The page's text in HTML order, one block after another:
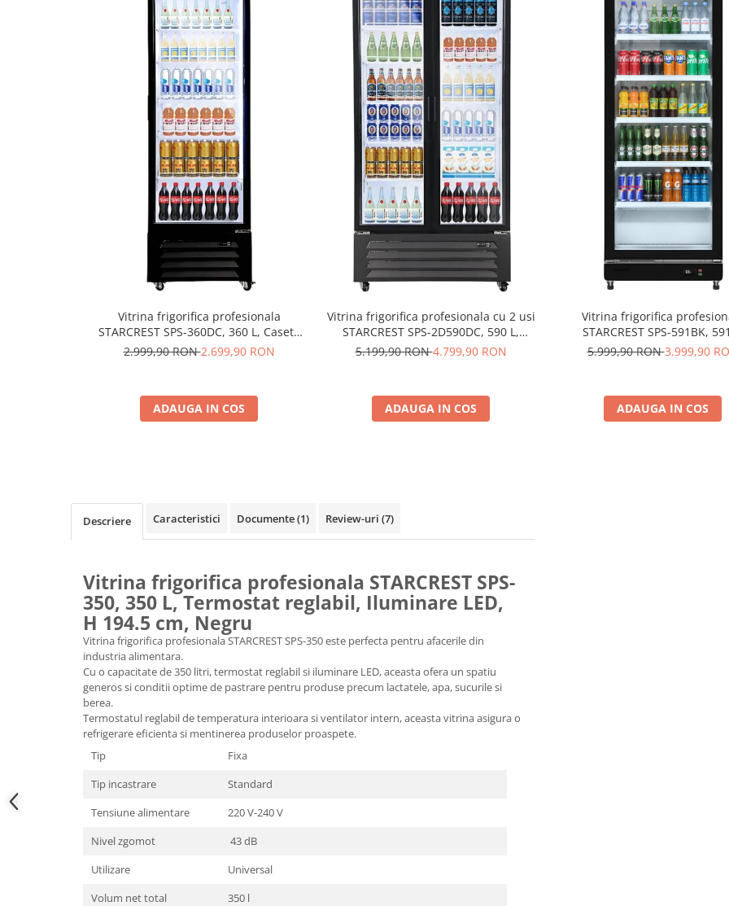
Vitrina frigorifica profesionala
STARCREST SPS-360DC, 360 L, Caseta
luminoasa, Display Temperatura,
2.999,90 RON2.699,90 RON
ADAUGA IN COS
Vitrina frigorifica profesionala cu 2 usi
STARCREST SPS-2D590DC, 590 L,
Caseta luminoasa, Display
5.199,90 RON4.799,90 RON
ADAUGA IN COS
Vitrina frigorifica
STARCREST SPS-591BK,
Termostat reglabil, Iluminare
5.999,90 RON3.999,90
ADAUGA IN COS
Descriere Caracteristici Documente (1) Review-uri (7)
Vitrina frigorifica profesionala STARCREST SPS-
350, 350 L, Termostat reglabil, Iluminare LED,
H 194.5 cm, Negru
Vitrina frigorifica profesionala STARCREST SPS-350 este perfecta pentru afacerile din
industria alimentara.
Cu o capacitate de 350 litri, termostat reglabil si iluminare LED, aceasta ofera un spatiu
generos si conditii optime de pastrare pentru produse precum lactatele, apa, sucurile si
berea.
Termostatul reglabil de temperatura interioara si ventilator intern, aceasta vitrina asigura o
refrigerare eficienta si mentinerea produselor proaspete.
Tip
Fixa
Tip incastrare
Standard
Tensiune alimentare
220 V-240 V
Nivel zgomot
43 dB
Utilizare
Universal
Volum net total
350 l